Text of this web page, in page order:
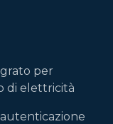
per
di elettricità